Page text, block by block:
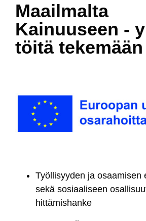
Maailmalta
Kainuuseen -
töitä tekemään
Työl­li­syy­den ja osaa­mi­sen
se­kä so­siaa­li­seen
hit­tä­mis­han­ke